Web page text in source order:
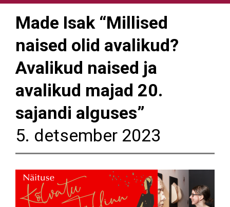
Made Isak “Millised
naised olid avalikud?
Avalikud naised ja
avalikud majad 20.
sajandi alguses”
5. detsember 2023